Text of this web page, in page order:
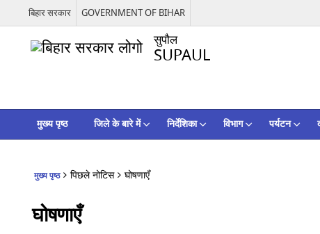
बिहार सरकार GOVERNMENT OF BIHAR
सुपौल
SUPAUL
मुख्य पृष्ठ जिले के बारे में निर्देशिका विभाग पर्यटन
मुख्य पृष्ठ पिछले नोटिस घोषणाएँ
घोषणाएँ